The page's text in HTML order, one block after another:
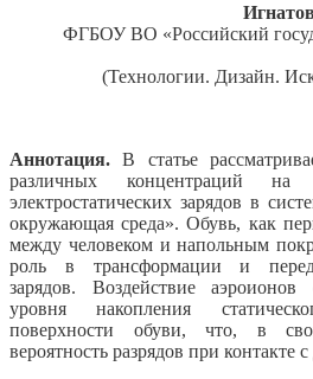
ФГБОУ ВО «Российский
(Технологии. Дизайн.
Аннотация. В статье
различных концентраций на
электростатических зарядов в
окружающая среда». Обувь, как
между человеком и напольным
роль в трансформации и
зарядов. Воздействие аэроионов
уровня накопления
поверхности обуви, что, в
вероятность разрядов при контакте